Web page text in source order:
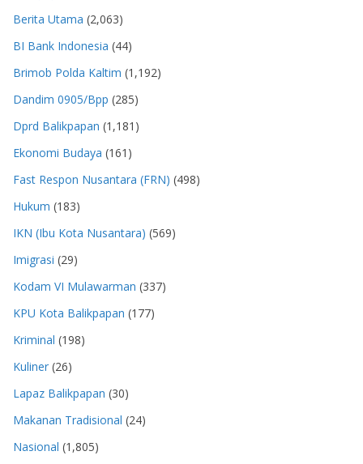
Berita Utama (2,063)
BI Bank Indonesia (44)
Brimob Polda Kaltim (1,192)
Dandim 0905/Bpp (285)
Dprd Balikpapan (1,181)
Ekonomi Budaya (161)
Fast Respon Nusantara (FRN) (498)
Hukum (183)
IKN (Ibu Kota Nusantara) (569)
Imigrasi (29)
Kodam VI Mulawarman (337)
KPU Kota Balikpapan (177)
Kriminal (198)
Kuliner (26)
Lapaz Balikpapan (30)
Makanan Tradisional (24)
Nasional (1,805)